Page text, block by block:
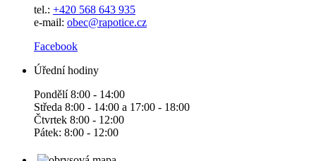
tel.: +420 568 643 935
e-mail: obec@rapotice.cz
Facebook
Úřední hodiny
Pondělí 8:00 - 14:00
Středa 8:00 - 14:00 a 17:00 - 18:00
Čtvrtek 8:00 - 12:00
Pátek: 8:00 - 12:00